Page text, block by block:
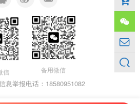
信 备用微信
息举报电话：18580951082